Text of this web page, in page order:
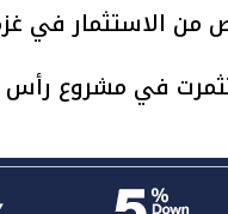
الاستثمار في
في مشروع رأس
الوزراء يتابع الإجراءات
التوجيهات الرئاسية
سكنية بالإيجار
30 مارس 2026 04:40 م